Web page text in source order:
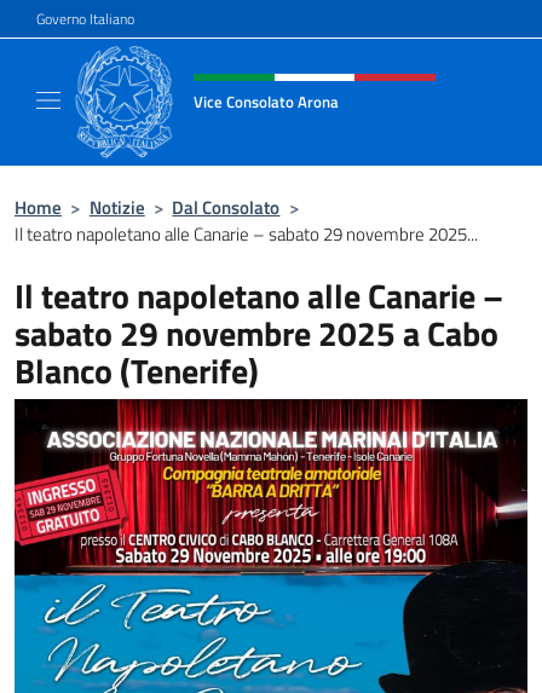
Salta al contenuto
Governo Italiano
Intestazione sito, social e menù
Vice Consolato Arona
Home > Notizie > Dal Consolato >
Il teatro napoletano alle Canarie – sabato 29 novembre 2025...
Il teatro napoletano alle Canarie –
sabato 29 novembre 2025 a Cabo
Blanco (Tenerife)